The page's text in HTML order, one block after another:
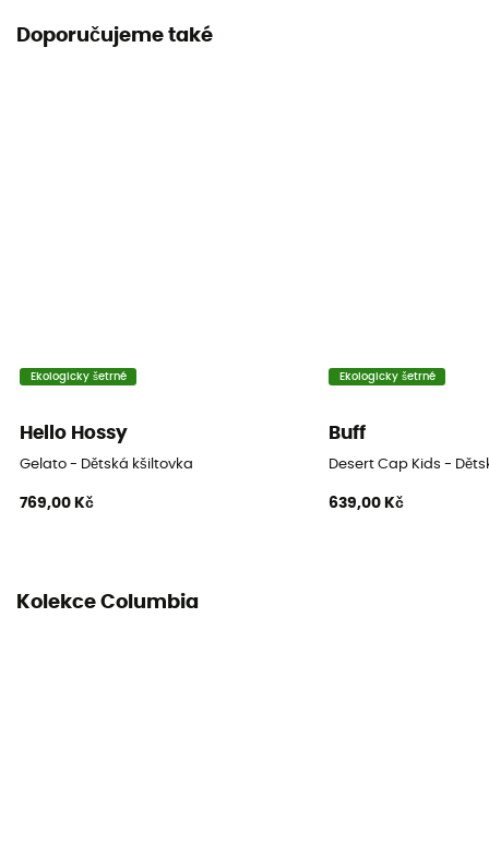
Doporučujeme také
Ekologicky šetrné
Hello Hossy
Gelato - Dětská kšiltovka
769,00 Kč
Ekologicky šetrné
Buff
Desert Cap Kids -
639,00 Kč
Kolekce Columbia